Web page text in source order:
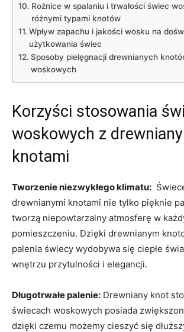
Rożnice w ⁢spalaniu i ‍trwałości świec⁤
różnymi typami knotów
Wpływ zapachu​ i⁣ jakości wosku na
użytkowania świec
Sposoby pielęgnacji drewnianych
woskowych
Korzyści stosowania
woskowych ‍z
knotami
Tworzenie⁣ niezwykłego klimatu:
drewnianymi knotami nie tylko​ pięknie
tworzą​ niepowtarzalny atmosferę w
pomieszczeniu. Dzięki drewnianym
palenia‌ świecy wydobywa się ciepłe
wnętrzu ‍przytulności⁢ i elegancji.
Długotrwałe​ palenie: Drewniany knot
świecach ⁤woskowych posiada
dzięki⁣ czemu możemy cieszyć się